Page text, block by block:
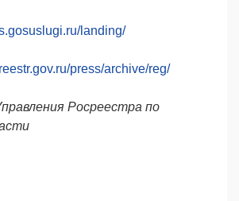
landing/
press/archive/reg/
Росреестра по